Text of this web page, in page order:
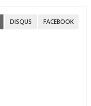
DISQUS FACEBOOK